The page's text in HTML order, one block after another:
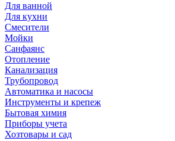
Для ванной
Для кухни
Смесители
Мойки
Санфаянс
Отопление
Канализация
Трубопровод
Автоматика и насосы
Инструменты и крепеж
Бытовая химия
Приборы учета
Хозтовары и сад